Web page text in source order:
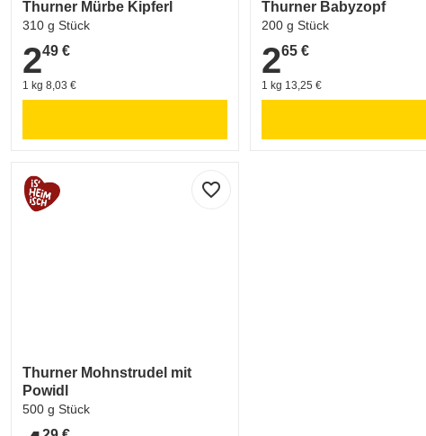
Thurner Mürbe Kipferl
310 g Stück
2,49 €
249 €
1 kg 8,03 €
Thurner Babyzopf
200 g Stück
2,65 €
265 €
1 kg 13,25 €
favorite_border
Thurner Mohnstrudel mit
Powidl
500 g Stück